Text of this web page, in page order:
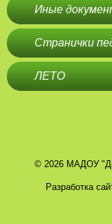
Иные
Странички
ЛЕТО
© 2026 МАДОУ
Разработка